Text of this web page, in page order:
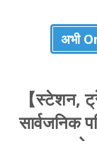
अभी
【स्टेशन,
सार्वजनिक